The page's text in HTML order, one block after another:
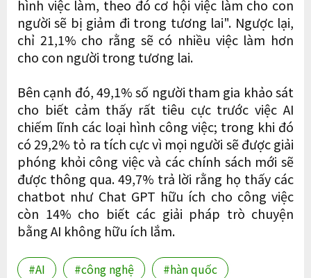
hình việc làm, theo đó cơ hội việc làm cho con
người sẽ bị giảm đi trong tương lai". Ngược lại,
chỉ 21,1% cho rằng sẽ có nhiều việc làm hơn
cho con người trong tương lai.
Bên cạnh đó, 49,1% số người tham gia khảo sát
cho biết cảm thấy rất tiêu cực trước việc AI
chiếm lĩnh các loại hình công việc; trong khi đó
có 29,2% tỏ ra tích cực vì mọi người sẽ được giải
phóng khỏi công việc và các chính sách mới sẽ
được thông qua. 49,7% trả lời rằng họ thấy các
chatbot như Chat GPT hữu ích cho công việc
còn 14% cho biết các giải pháp trò chuyện
bằng AI không hữu ích lắm.
#AI #công nghệ
#hàn quốc